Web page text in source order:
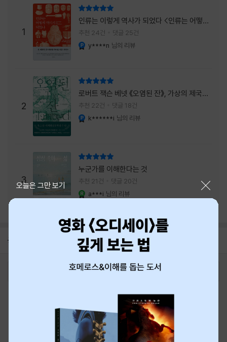
문장들에 마음을 한참 머물렀다.그 부분을 발췌
해본다. "내가 온 힘을 다해 부러워하던 사람
들은 '자신이 원하는' 일을 하는 사람들이었다.
소명이라고 하던
1
인류는 이렇게 역사가 되었다 <인류는 어떻게
역사가 되었나>
추천 24건 댓글 25건
y****n 님의 리뷰
2
로버트 잭슨 베넷 《오염된 잔》, 가상의 제국이
주는 실감과 미스터리 사건의 치밀함이 이루어
내는 최상의 시너지...
추천 22건 댓글 18건
k******i 님의 리뷰
3
누군가를 이해한다는 것
추천 21건 댓글 20건
a***i 님의 리뷰
공지 8월 신용카드 무이자할부 안내
오늘은 그만 보기
최근 본 상품
티켓 1544-6399
중고샵 1566-4295
eBook 1:1문의/채팅상담
예스이십사(주) 사업자 정보
이용약관
개인정보처리방침
청소년보호정책